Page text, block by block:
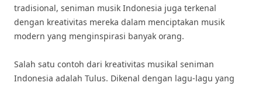
tradisional, seniman musik Indonesia juga terkenal
dengan kreativitas mereka dalam menciptakan musik
modern yang menginspirasi banyak orang.
Salah satu contoh dari kreativitas musikal seniman
Indonesia adalah Tulus. Dikenal dengan lagu-lagu yang